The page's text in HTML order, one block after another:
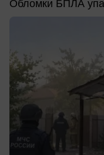
Обломки БПЛА